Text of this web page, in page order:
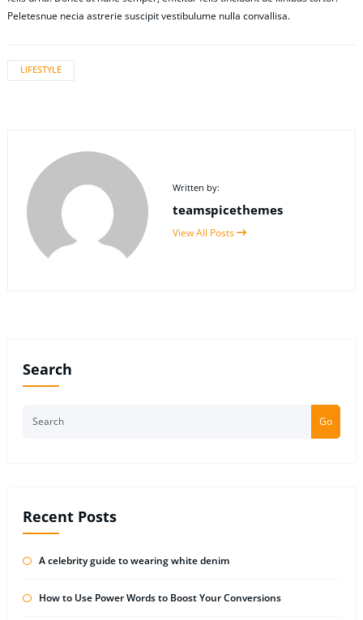
Peletesnue necia astrerie suscipit vestibulume nulla convallisa.
LIFESTYLE
Written by:
teamspicethemes
View All Posts
Search
Go
Recent Posts
A celebrity guide to wearing white denim
How to Use Power Words to Boost Your Conversions